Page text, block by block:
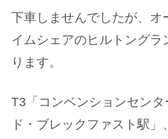
下車しませんでしたが、オ
イムシェアのヒルトング
ります。
T3「コンベンションセン
ド・ブレックファスト駅